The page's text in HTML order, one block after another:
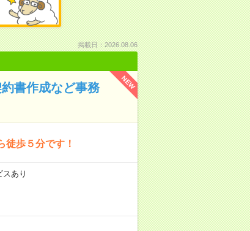
掲載日：2026.08.06
NEW
書作成など事務
歩５分です！
あり